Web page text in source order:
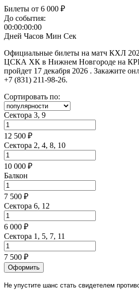
Билеты от 6 000 ₽
До события:
00:00:00:00
Дней Часов Мин Сек
Официальные билеты на матч КХЛ
ЦСКА ХК в Нижнем Новгороде на
пройдет 17 декабря 2026 . Закажите
+7 (831) 211-98-26.
Сортировать по:
Сектора 3, 9
12 500 ₽
Сектора 2, 4, 8, 10
10 000 ₽
Балкон
7 500 ₽
Сектора 6, 12
6 000 ₽
Сектора 1, 5, 7, 11
7 500 ₽
Оформить
Не упустите шанс стать свидетелем